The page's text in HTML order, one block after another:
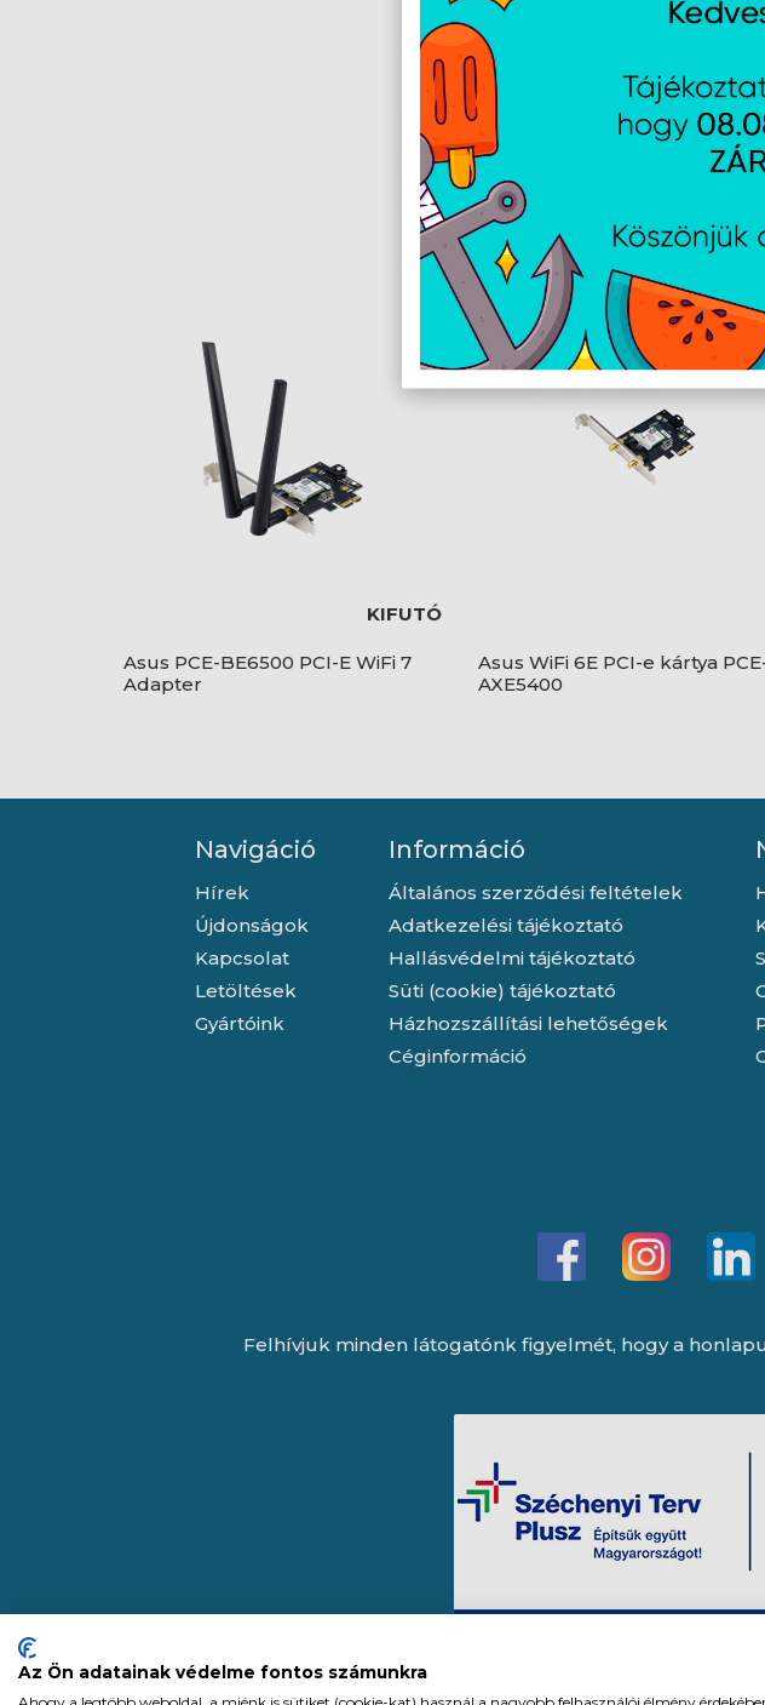
Belső
Támogatott
KIFUTÓ
Asus PCE-BE6500 PCI-E WiFi 7
Adapter
Asus WiFi 6E PCI-e kártya
AXE5400
Navigáció
Hírek
Újdonságok
Kapcsolat
Letöltések
Gyártóink
Információ
Általános szerződési feltételek
Adatkezelési tájékoztató
Hallásvédelmi tájékoztató
Süti (cookie) tájékoztató
Házhozszállítási lehetőségek
Céginformáció
Felhívjuk minden látogatónk figyelmét, hogy a
Az Ön adatainak védelme fontos számunkra